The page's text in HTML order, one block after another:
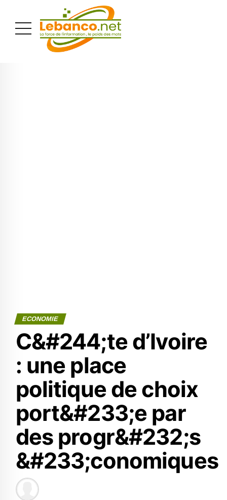
ECONOMIE
C&#244;te d’Ivoire
: une place
politique de choix
port&#233;e par
des progr&#232;s
&#233;conomiques